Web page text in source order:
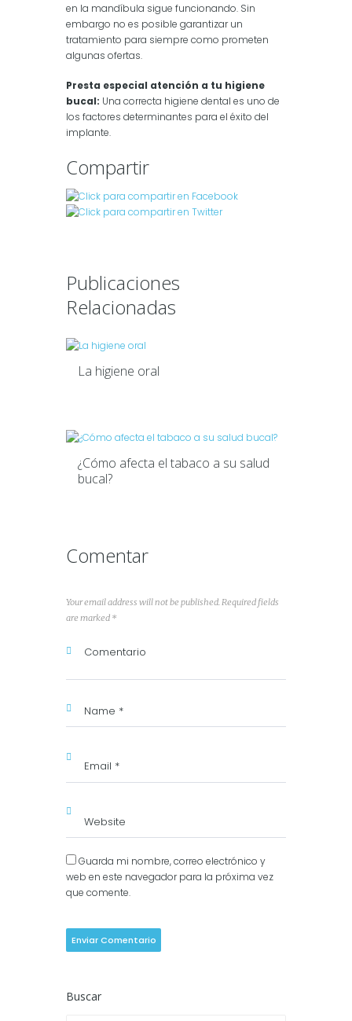
en la mandíbula sigue funcionando. Sin
embargo no es posible garantizar un
tratamiento para siempre como prometen
algunas ofertas.
Presta especial atención a tu higiene
bucal: Una correcta higiene dental es uno de
los factores determinantes para el éxito del
implante.
Compartir
Publicaciones
Relacionadas
La higiene oral
¿Cómo afecta el tabaco a su salud
bucal?
Comentar
Your email address will not be published. Required fields
are marked *
Guarda mi nombre, correo electrónico y
web en este navegador para la próxima vez
que comente.
Buscar